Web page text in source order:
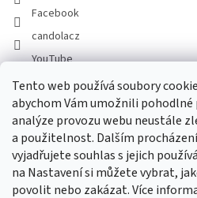
Tento web používá soubory
abychom Vám umožnili
analýze provozu webu neustále
a použitelnost. Dalším
vyjadřujete souhlas s jejich
na Nastavení si můžete vybrat,
povolit nebo zakázat. Více
Facebook
candolacz
YouTube
Přijímáme online platby